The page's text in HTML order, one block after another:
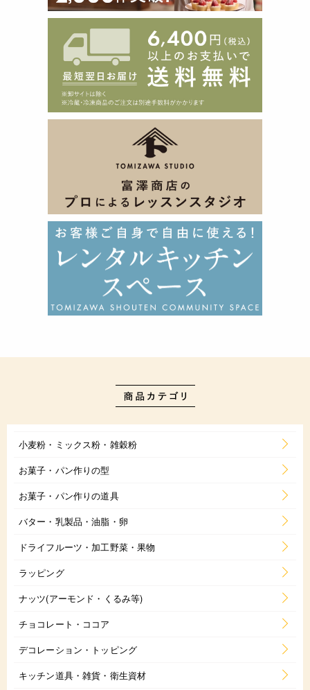
小麦粉・ミックス粉・雑穀粉
お菓子・パン作りの型
お菓子・パン作りの道具
バター・乳製品・油脂・卵
ドライフルーツ・加工野菜・果物
ラッピング
ナッツ(アーモンド・くるみ等)
チョコレート・ココア
デコレーション・トッピング
キッチン道具・雑貨・衛生資材